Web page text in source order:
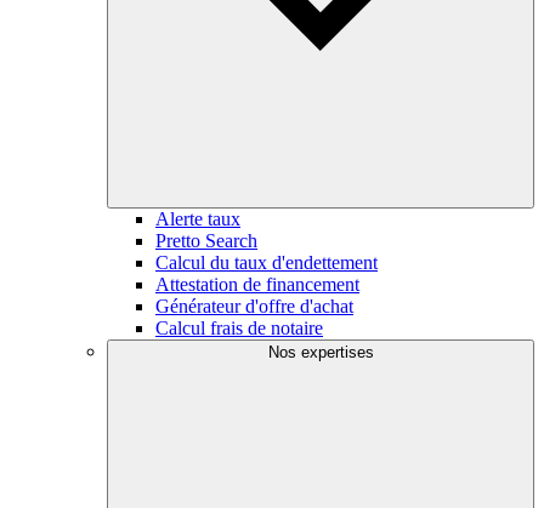
Alerte taux
Pretto Search
Calcul du taux d'endettement
Attestation de financement
Générateur d'offre d'achat
Calcul frais de notaire
Nos expertises